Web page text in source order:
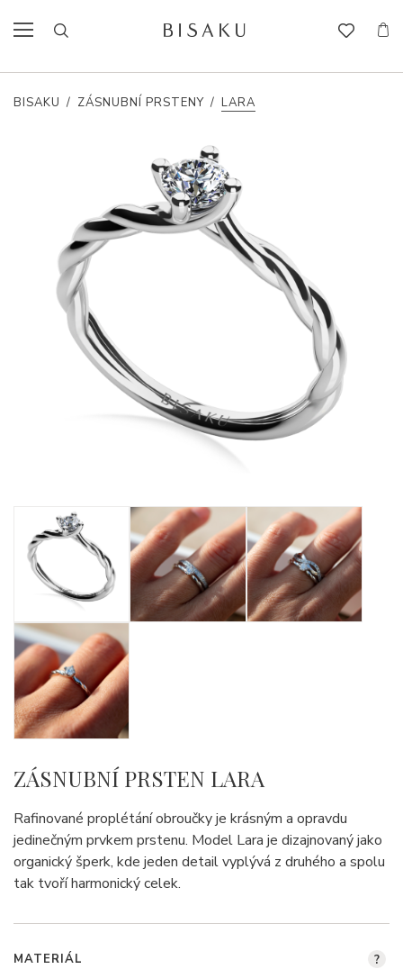
BISAKU / ZÁSNUBNÍ PRSTENY / LARA
ZÁSNUBNÍ PRSTEN LARA
Rafinované proplétání obroučky je krásným a opravdu
jedinečným prvkem prstenu. Model Lara je dizajnovaný jako
organický šperk, kde jeden detail vyplývá z druhého a spolu
tak tvoří harmonický celek.
MATERIÁL ?